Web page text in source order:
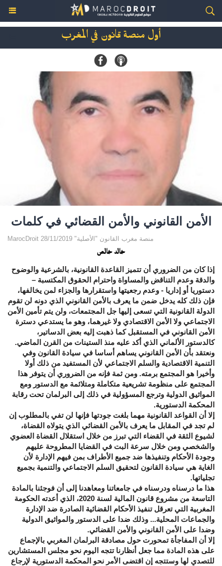
أول منصة قانون في المغرب
الأمن القانوني والأمن القضائي في كلمات
MarocDroit منصة مغرب القانون "الأصلية" 28/11/2019
خالد خالص
إذا كان من الضروري أن تتميز القاعدة القانونية، بالشرعية والوضوح
والدقة وعدم التناقض والمساواة واحترام الحقوق المكتسبة –
دستوريا أو إداريا - وعدم رجعيتها واستقرارها والجزاء لمن يخالفها،
فإن ذلك كله يدخل ضمن ما يعرف بالأمن القانوني الذي دونه لن تقوم
الدولة القانونية التي تسعى إليها جل المجتمعات، ولن يتم تأمين الأمن
الاجتماعي ولا الأمن الاقتصادي ولا غيرهما، وهو ما يستدعي دسترة
الأمن القانوني في المستقبل كما ذهبت إليه بعض الدساتير،
كالدستور الألماني الذي أكد عليه منذ الستينات من القرن الماضي.
ونعتقد بأن الأمن القانوني يساهم أساسا في سيادة القانون وفي
التنمية الاقتصادية والسلم الاجتماعي لأن المستفيد من ذلك أولا
وأخيرا هو المجتمع برمته. ومن ثمة فإنه من الضروري أن يتوفر هذا
المجتمع على منظومة تشريعية متكاملة ومتلائمة مع الدستور ومع
المواثيق الدولية وترجع المسؤولية في ذلك إلى البرلمان تحت رقابة
المحكمة الدستورية.
إلا أن القواعد القانونية مهما بلغت جودتها فإنها لن تفي بالمطلوب إن
لم تجد في المقابل ما يعرف بالأمن القضائي الذي يتولاه القضاة،
لشيوع الثقة في القضاء التي تبرز من خلال استقلال القضاة العضوي
والشخصي ومن خلال سرعة البت في القضايا المطروحة عليهم
وجودة الأحكام وتنفيذها ضد جميع الأطراف بمن فيهم الإدارة لأن
الغاية هي سيادة القانون لتحقيق السلم الاجتماعي والتنمية بجميع
تجلياتها.
هذا ما درسناه ودرسناه في جامعاتنا ومعاهدنا إلى أن فوجئنا بالمادة
التاسعة من مشروع قانون المالية لسنة 2020، الذي أعدته الحكومة
المغربية التي تعرقل تنفيذ الأحكام القضائية الصادرة ضد الإدارة
والجماعات المحلية... وذلك ضدا على الدستور والمواثيق الدولية
وضدا على الأمن القانوني والأمن القضائي.
إلا أن المفاجأة تمحورت حول مصادقة البرلمان المغربي بالإجماع
على هذه المادة مما جعل أنظارنا تتجه اليوم نحو مجلس المستشارين
للتصدي لها وستتجه إن اقتضى الأمر نحو المحكمة الدستورية لإرجاع